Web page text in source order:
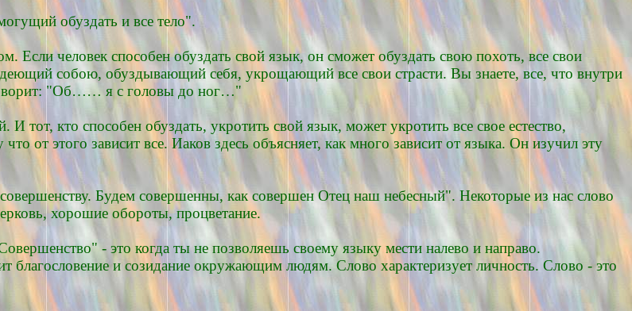
обуздать и все тело".
Если человек способен обуздать свой язык, он сможет обуздать свою похоть, все свои
собою, обуздывающий себя, укрощающий все свои страсти. Вы знаете, все, что внутри
"Об…… я с головы до ног…"
тот, кто способен обуздать, укротить свой язык, может укротить все свое естество,
от этого зависит все. Иаков здесь объясняет, как много зависит от языка. Он изучил эту
Будем совершенны, как совершен Отец наш небесный". Некоторые из нас слово
хорошие обороты, процветание.
- это когда ты не позволяешь своему языку мести налево и направо.
благословение и созидание окружающим людям. Слово характеризует личность. Слово - это